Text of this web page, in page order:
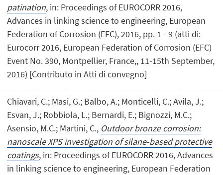
patination, in: Proceedings of EUROCORR 2016,
Advances in linking science to engineering, European
Federation of Corrosion (EFC), 2016, pp. 1 - 9 (atti di:
Eurocorr 2016, European Federation of Corrosion (EFC)
Event No. 390, Montpellier, France,, 11-15th September,
2016) [Contributo in Atti di convegno]
Chiavari, C.; Masi, G.; Balbo, A.; Monticelli, C.; Avila, J.;
Esvan, J.; Robbiola, L.; Bernardi, E.; Bignozzi, M.C.;
Asensio, M.C.; Martini, C., Outdoor bronze corrosion:
nanoscale XPS investigation of silane-based protective
coatings, in: Proceedings of EUROCORR 2016, Advances
in linking science to engineering, European Federation